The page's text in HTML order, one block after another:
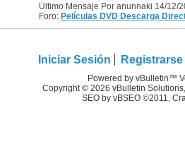
Último Mensaje Por anunnaki 14/12/
Foro: Películas DVD Descarga
Iniciar Sesión Registrarse
Powered by vBulletin™
Copyright © 2026 vBulletin
SEO by vBSEO ©2011,